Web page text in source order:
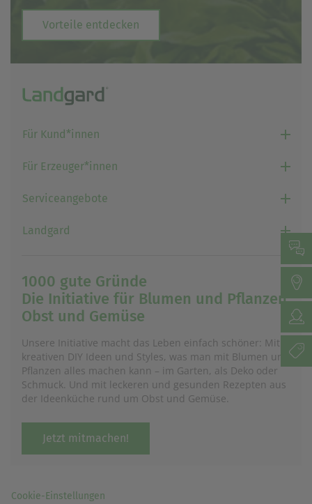
Vorteile entdecken
Für Kund*innen
Für Erzeuger*innen
Serviceangebote
Landgard
1000 gute Gründe
Die Initiative für Blumen und Pflanzen,
Obst und Gemüse
Unsere Initiative macht das Leben einfach schöner: Mit
kreativen DIY Ideen und Styles, was man mit Blumen und
Pflanzen alles machen kann – im Garten, als Deko oder
Schmuck. Und mit leckeren und gesunden Rezepten aus
der Ideenküche rund um Obst und Gemüse.
Jetzt mitmachen!
Cookie-Einstellungen